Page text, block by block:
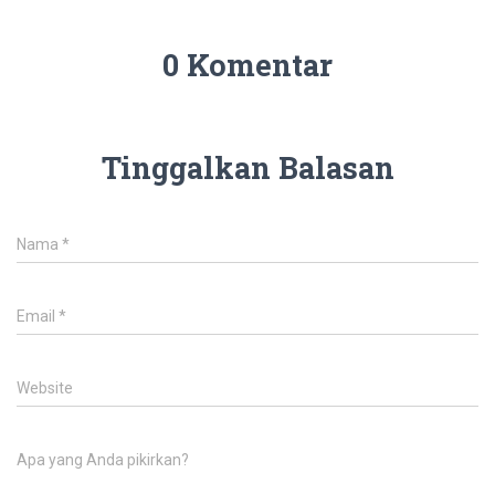
0 Komentar
Tinggalkan Balasan
Nama *
Email *
Website
Apa yang Anda pikirkan?